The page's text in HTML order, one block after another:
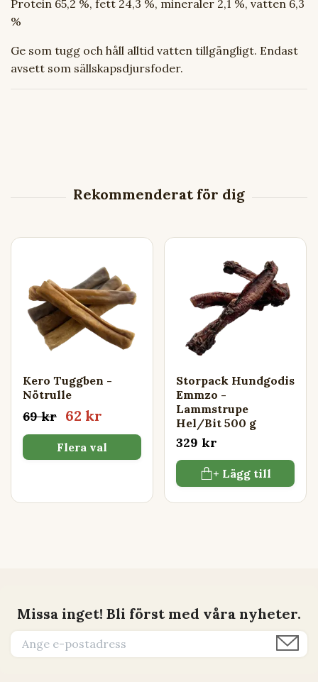
Protein 65,2 %, fett 24,3 %, mineraler 2,1 %, vatten 6,3
%
Ge som tugg och håll alltid vatten tillgängligt. Endast
avsett som sällskapsdjursfoder.
Kero Tuggben -
Nötrulle
69 kr 62 kr
Flera val
Storpack Hundgodis
Emmzo -
Lammstrupe
Hel/Bit 500 g
329 kr
+ Lägg till
Missa inget! Bli först med våra nyheter.